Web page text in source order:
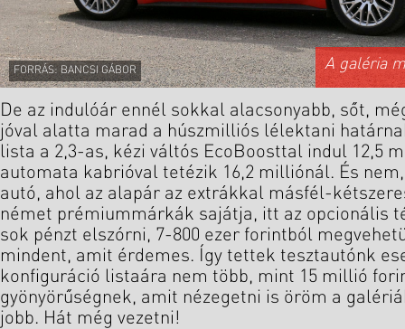
FORRÁS: BANCSI GÁBOR A galéria
De az indulóár ennél sokkal alacsonyabb, sőt,
jóval alatta marad a húszmilliós lélektani
lista a 2,3-as, kézi váltós EcoBoosttal indul 12,5
automata kabrióval tetézik 16,2 milliónál. És
autó, ahol az alapár az extrákkal másfél-
német prémiummárkák sajátja, itt az opcionális
sok pénzt elszórni, 7-800 ezer forintból
mindent, amit érdemes. Így tettek tesztautónk
konfiguráció listaára nem több, mint 15 millió
gyönyörűségnek, amit nézegetni is öröm a
jobb. Hát még vezetni!